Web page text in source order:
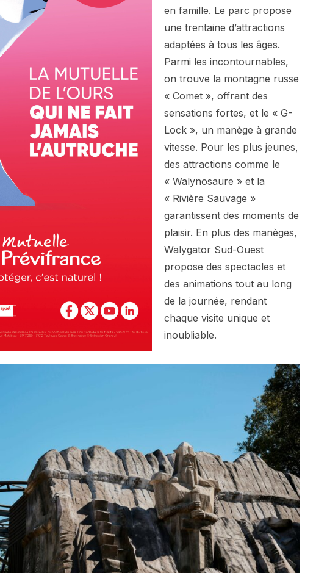
en famille. Le parc propose
une trentaine d’attractions
adaptées à tous les âges.
Parmi les incontournables,
on trouve la montagne russe
« Comet », offrant des
sensations fortes, et le « G-
Lock », un manège à grande
vitesse. Pour les plus jeunes,
des attractions comme le
« Walynosaure » et la
« Rivière Sauvage »
garantissent des moments de
plaisir. En plus des manèges,
Walygator Sud-Ouest
propose des spectacles et
des animations tout au long
de la journée, rendant
chaque visite unique et
inoubliable.